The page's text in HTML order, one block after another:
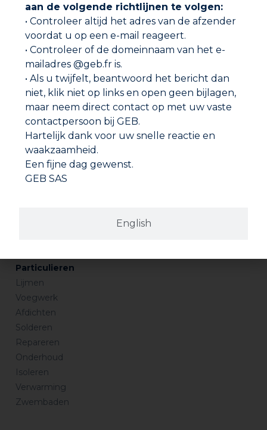
Adres
GEB SAS
ZI Paris Nord 2
282 avenue du Bois de la Pie
CS 62062
95972 ROISSY CDG CEDEX
France
Particulieren
Lijmen
Voegwerk
Afdichten
Solderen
Repareren
Onderhoud
Isoleren
Verwarming
Zwembaden
Verkooppunten
Vind de dichtstbijzijnde dealer bij u in de buurt.
Waar vindt u ons?
Neem contact met ons op
Per e-mailgeb@geb-benelux.be
English
aan de volgende richtlijnen te volgen:
• Controleer altijd het adres van de afzender
voordat u op een e-mail reageert.
• Controleer of de domeinnaam van het e-
mailadres @geb.fr is.
• Als u twijfelt, beantwoord het bericht dan
niet, klik niet op links en open geen bijlagen,
maar neem direct contact op met uw vaste
contactpersoon bij GEB.
Hartelijk dank voor uw snelle reactie en
waakzaamheid.
Een fijne dag gewenst.
GEB SAS